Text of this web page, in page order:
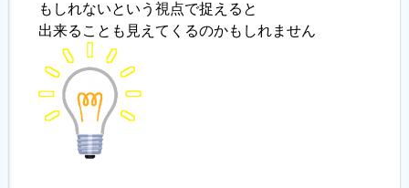
もしれないという視点で捉えると
出来ることも見えてくるのかもしれません